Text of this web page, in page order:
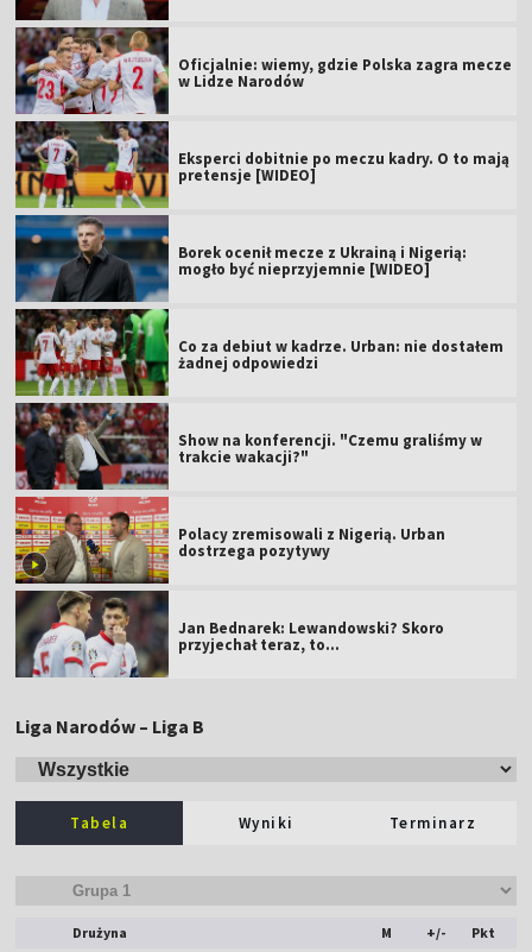
Oficjalnie: wiemy, gdzie Polska zagra mecze
w Lidze Narodów
Eksperci dobitnie po meczu kadry. O to mają
pretensje [WIDEO]
Borek ocenił mecze z Ukrainą i Nigerią:
mogło być nieprzyjemnie [WIDEO]
Co za debiut w kadrze. Urban: nie dostałem
żadnej odpowiedzi
Show na konferencji. "Czemu graliśmy w
trakcie wakacji?"
Polacy zremisowali z Nigerią. Urban
dostrzega pozytywy
Jan Bednarek: Lewandowski? Skoro
przyjechał teraz, to…
Liga Narodów – Liga B
Tabela Wyniki Terminarz
Drużyna M +/- Pkt